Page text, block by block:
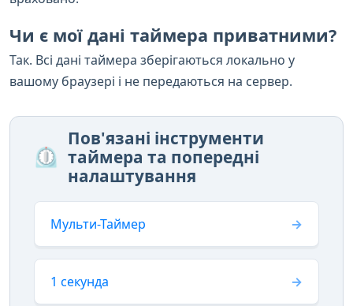
Чи є мої дані таймера приватними?
Так. Всі дані таймера зберігаються локально у
вашому браузері і не передаються на сервер.
⏲️
Пов'язані інструменти
таймера та попередні
налаштування
Мульти-Таймер
1 секунда